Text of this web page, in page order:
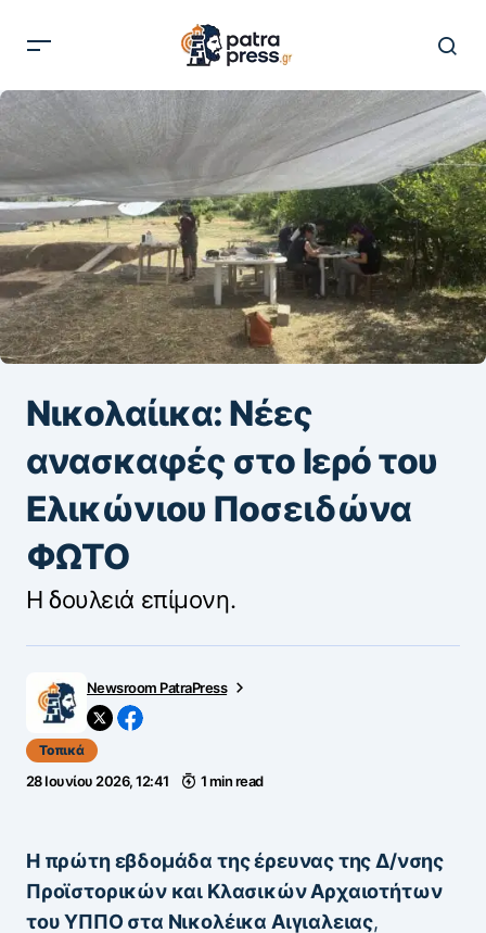
Νικολαίικα: Νέες
ανασκαφές στο Ιερό του
Ελικώνιου Ποσειδώνα
ΦΩΤΟ
Η δουλειά επίμονη.
Newsroom PatraPress
Τοπικά
28 Ιουνίου 2026, 12:41 1 min read
Η πρώτη εβδομάδα της έρευνας της Δ/νσης
Προϊστορικών και Κλασικών Αρχαιοτήτων
του ΥΠΠΟ στα Νικολέικα Αιγιαλειας,